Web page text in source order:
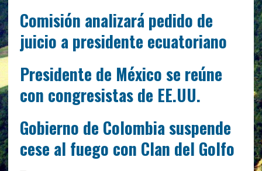
Comisión analizará pedido de
juicio a presidente ecuatoriano
Presidente de México se reúne
con congresistas de EE.UU.
Gobierno de Colombia suspende
cese al fuego con Clan del Golfo